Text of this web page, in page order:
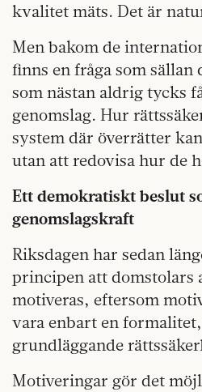
kvalitet mäts. Det är
Men bakom de
finns en fråga som sällan
som nästan aldrig tycks
genomslag. Hur
system där överrätter
utan att redovisa hur de
Ett demokratiskt beslut
genomslagskraft
Riksdagen har sedan
principen att domstolars
motiveras, eftersom
vara enbart en
grundläggande
Motiveringar gör det